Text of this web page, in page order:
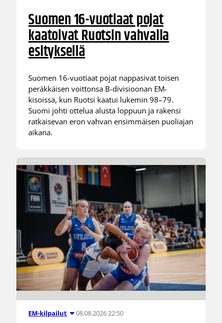
Suomen 16-vuotiaat pojat
kaatoivat Ruotsin vahvalla
esityksellä
Suomen 16-vuotiaat pojat nappasivat toisen
peräkkäisen voittonsa B-divisioonan EM-
kisoissa, kun Ruotsi kaatui lukemin 98–79.
Suomi johti ottelua alusta loppuun ja rakensi
ratkaisevan eron vahvan ensimmäisen puoliajan
aikana.
EM-kilpailut 08.08.2026 22:50